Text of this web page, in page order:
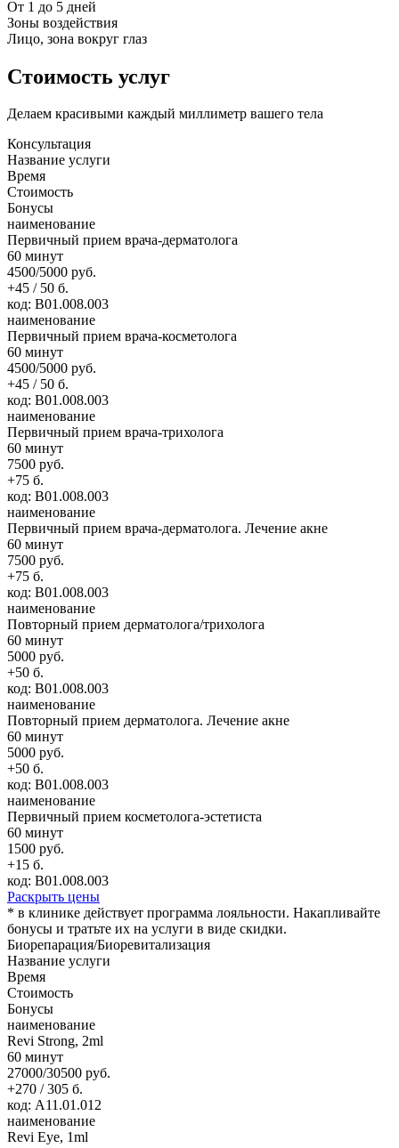
От 1 до 5 дней
Зоны воздействия
Лицо, зона вокруг глаз
Стоимость услуг
Делаем красивыми каждый миллиметр вашего тела
Консультация
Название услуги
Время
Стоимость
Бонусы
наименование
Первичный прием врача-дерматолога
60 минут
4500/5000 руб.
+45 / 50 б.
код: В01.008.003
наименование
Первичный прием врача-косметолога
60 минут
4500/5000 руб.
+45 / 50 б.
код: В01.008.003
наименование
Первичный прием врача-трихолога
60 минут
7500 руб.
+75 б.
код: В01.008.003
наименование
Первичный прием врача-дерматолога. Лечение акне
60 минут
7500 руб.
+75 б.
код: В01.008.003
наименование
Повторный прием дерматолога/трихолога
60 минут
5000 руб.
+50 б.
код: В01.008.003
наименование
Повторный прием дерматолога. Лечение акне
60 минут
5000 руб.
+50 б.
код: В01.008.003
наименование
Первичный прием косметолога-эстетиста
60 минут
1500 руб.
+15 б.
код: В01.008.003
Раскрыть цены
* в клинике действует программа лояльности. Накапливайте
бонусы и тратьте их на услуги в виде скидки.
Биорепарация/Биоревитализация
Название услуги
Время
Стоимость
Бонусы
наименование
Revi Strong, 2ml
60 минут
27000/30500 руб.
+270 / 305 б.
код: А11.01.012
наименование
Revi Eye, 1ml